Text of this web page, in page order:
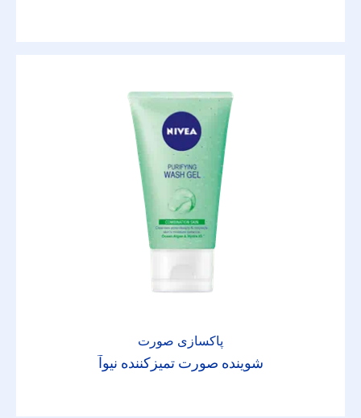
پاکسازی صورت
شوینده صورت تمیزکننده نیوآ